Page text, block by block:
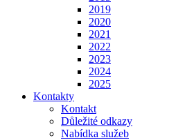
2019
2020
2021
2022
2023
2024
2025
Kontakty
Kontakt
Důležité odkazy
Nabídka služeb